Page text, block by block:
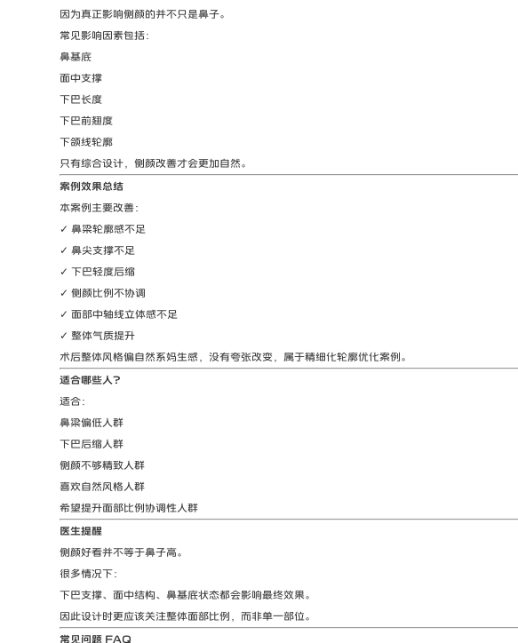
因为真正影响侧颜的并不只是鼻子。
常见影响因素包括：
鼻基底
面中支撑
下巴长度
下巴前翘度
下颌线轮廓
只有综合设计，侧颜改善才会更加自然。
案例效果总结
本案例主要改善：
✓ 鼻梁轮廓感不足
✓ 鼻尖支撑不足
✓ 下巴轻度后缩
✓ 侧颜比例不协调
✓ 面部中轴线立体感不足
✓ 整体气质提升
术后整体风格偏自然系妈生感，没有夸张改变，属于精细化轮廓优化案例。
适合哪些人？
适合：
鼻梁偏低人群
下巴后缩人群
侧颜不够精致人群
喜欢自然风格人群
希望提升面部比例协调性人群
医生提醒
侧颜好看并不等于鼻子高。
很多情况下：
下巴支撑、面中结构、鼻基底状态都会影响最终效果。
因此设计时更应该关注整体面部比例，而非单一部位。
常见问题 FAQ